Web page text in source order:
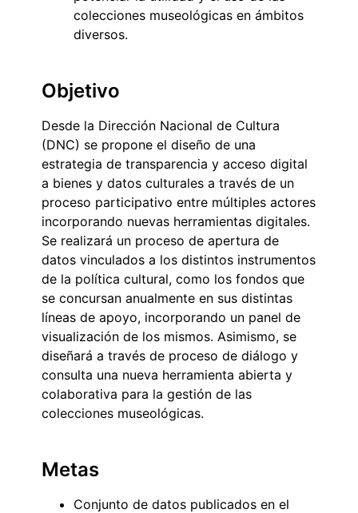
colecciones museológicas en ámbitos
diversos.
Objetivo
Desde la Dirección Nacional de Cultura
(DNC) se propone el diseño de una
estrategia de transparencia y acceso digital
a bienes y datos culturales a través de un
proceso participativo entre múltiples actores
incorporando nuevas herramientas digitales.
Se realizará un proceso de apertura de
datos vinculados a los distintos instrumentos
de la política cultural, como los fondos que
se concursan anualmente en sus distintas
líneas de apoyo, incorporando un panel de
visualización de los mismos. Asimismo, se
diseñará a través de proceso de diálogo y
consulta una nueva herramienta abierta y
colaborativa para la gestión de las
colecciones museológicas.
Metas
Conjunto de datos publicados en el